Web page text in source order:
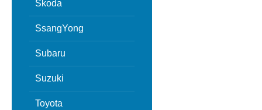
Skoda
SsangYong
Subaru
Suzuki
Toyota